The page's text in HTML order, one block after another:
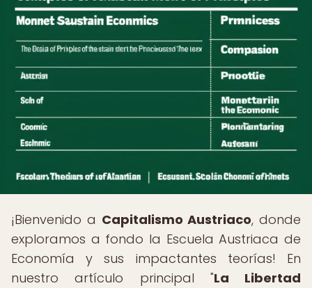
¡Bienvenido a Capitalismo Austriaco, donde
exploramos a fondo la Escuela Austriaca de
Economía y sus impactantes teorías! En
nuestro artículo principal "La Libertad